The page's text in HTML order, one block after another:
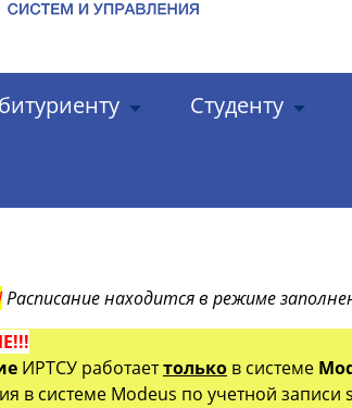
Студенту
Расписание находится в режиме
ИРТСУ работаеттолько в системе
в системе Modeus по учетной записи